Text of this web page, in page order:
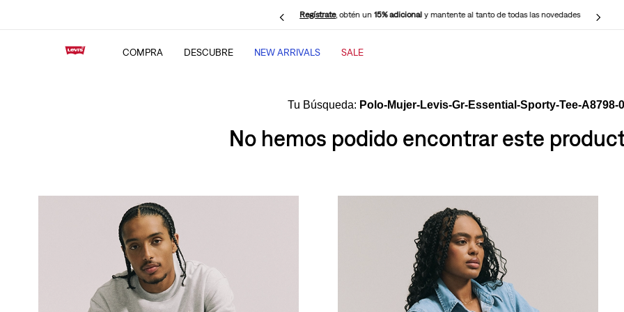
Regístrate, obtén un15% adicional y mantente al tanto de todas las novedades
COMPRA DESCUBRE NEW ARRIVALS SALE
Polo-Mujer-Levis-Gr-Essential-Sporty-Tee-A8798-
No hemos podido encontrar este
1.
jeans mujer
2
jeans mujer 501
505 jeans hombre
polo hombre
wide leg
jeans mujer 318